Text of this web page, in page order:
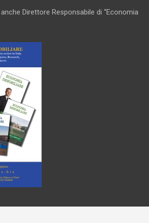
Direttore Responsabile di “Economia